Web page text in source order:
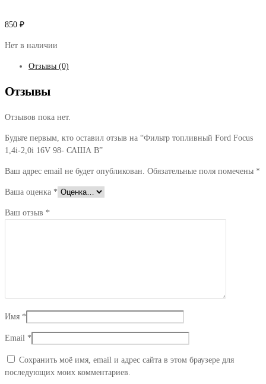
850 ₽
Нет в наличии
Отзывы (0)
Отзывы
Отзывов пока нет.
Будьте первым, кто оставил отзыв на “Фильтр топливный Ford Focus
1,4i-2,0i 16V 98- САША В”
Ваш адрес email не будет опубликован. Обязательные поля помечены *
Ваша оценка *
Ваш отзыв *
Имя *
Email *
Сохранить моё имя, email и адрес сайта в этом браузере для
последующих моих комментариев.